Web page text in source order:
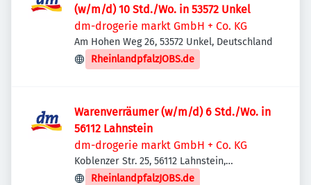
(w/m/d) 10 Std./Wo. in 53572 Unkel
dm-drogerie markt GmbH + Co. KG
Am Hohen Weg 26, 53572 Unkel, Deutschland
RheinlandpfalzJOBS.de
Warenverräumer (w/m/d) 6 Std./Wo. in
56112 Lahnstein
dm-drogerie markt GmbH + Co. KG
Koblenzer Str. 25, 56112 Lahnstein,
Deutschland
RheinlandpfalzJOBS.de